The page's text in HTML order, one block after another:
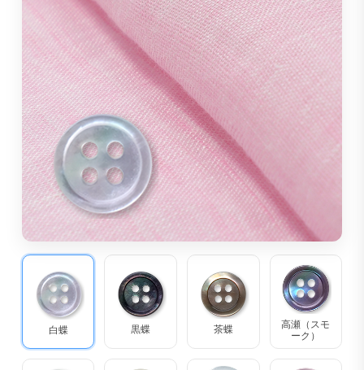
白蝶 黒蝶 茶蝶
高瀬（スモ
ーク）